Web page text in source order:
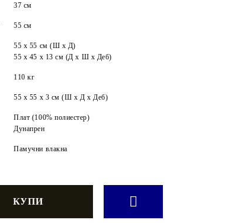
37 см
55 см
55 x 55 cм (Ш x Д)
55 x 45 x 13 см (Д х Ш x Деб)
110 кг
55 x 55 x 3 см (Ш x Д x Деб)
Плат (100% полиестер)
Дунапрен
Памучни влакна